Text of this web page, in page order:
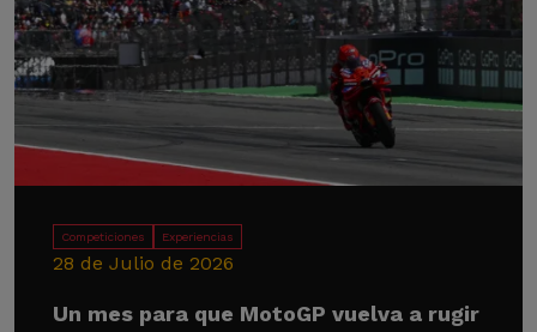
Competiciones Experiencias
28 de Julio de 2026
Un mes para que MotoGP vuelva a rugir